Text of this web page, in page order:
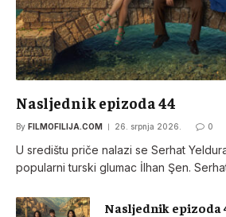
Nasljednik epizoda 44
By FILMOFILIJA.COM 26. srpnja 2026. 0
U središtu priče nalazi se Serhat
popularni turski glumac İlhan Şen.
Nasljednik epizoda